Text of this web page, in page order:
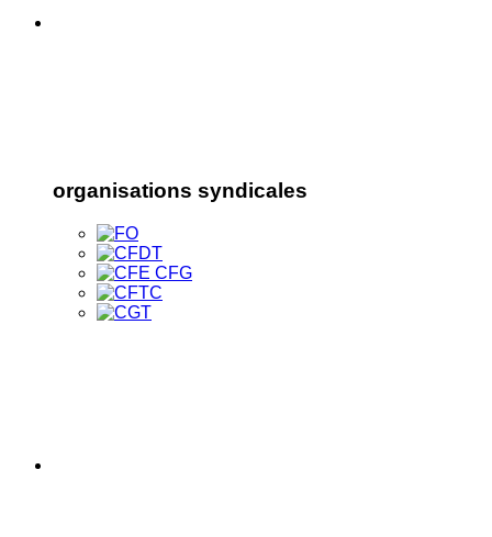
organisations syndicales